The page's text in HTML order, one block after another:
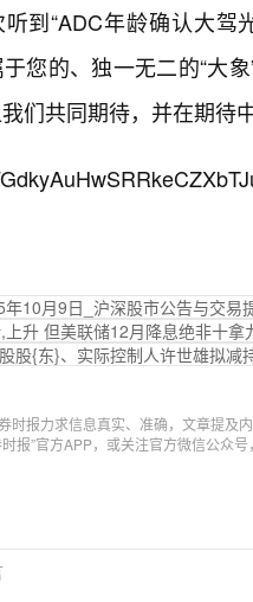
听到“ADC年龄确认大
您的、独一无二的“大
们共同期待，并在期待
10月9日_沪深股市公告与交易
升 但美联储12月降息绝非十拿
股{东}、实际控制人许世雄拟减
时报力求信息真实、准确，文章提及
时报”官方APP，或关注官方微信公众